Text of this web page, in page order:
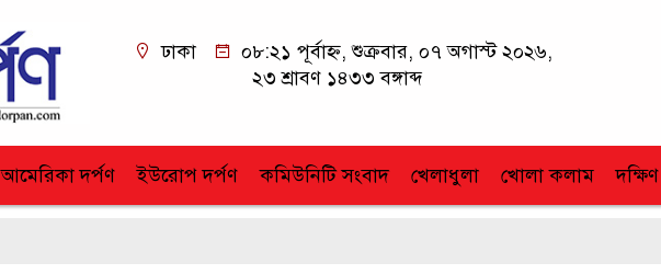
ঢাকা
০৮:২১ পূর্বাহ্ন, শুক্রবার, ০৭ অগাস্ট ২০২৬,
২৩ শ্রাবণ ১৪৩৩ বঙ্গাব্দ
আমেরিকা দর্পণ ইউরোপ দর্পণ কমিউনিটি সংবাদ খেলাধুলা খোলা কলাম